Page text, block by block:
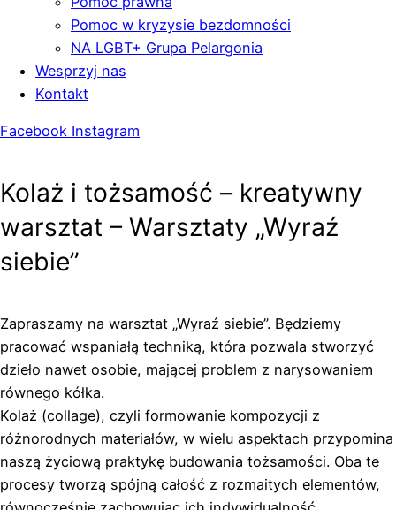
Pomoc w kryzysie bezdomności
NA LGBT+ Grupa Pelargonia
Wesprzyj nas
Kontakt
Facebook Instagram
Kolaż i tożsamość – kreatywny
warsztat – Warsztaty „Wyraź
siebie”
Zapraszamy na warsztat „Wyraź siebie”. Będziemy
pracować wspaniałą techniką, która pozwala stworzyć
dzieło nawet osobie, mającej problem z narysowaniem
równego kółka.
Kolaż (collage), czyli formowanie kompozycji z
różnorodnych materiałów, w wielu aspektach przypomina
naszą życiową praktykę budowania tożsamości. Oba te
procesy tworzą spójną całość z rozmaitych elementów,